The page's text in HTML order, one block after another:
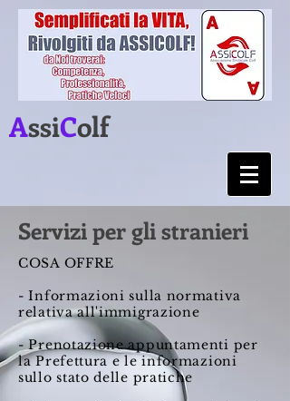
AssiColf
Servizi per gli stranieri
COSA OFFRE
- Informazioni sulla normativa
relativa all'immigrazione
- Prenotazione appuntamenti per
la Prefettura e le informazioni
sullo stato delle pratiche